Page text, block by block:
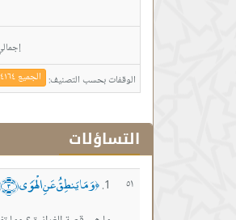
الوقفات بحسب التصنيف: الجميع ٤١٦٤ وقفة
التساؤلات
٥١ ﴿وَمَا يَنطِقُ عَنِ الْهَوَى ﴿٣﴾